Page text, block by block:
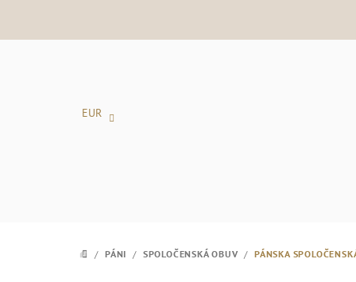
EUR
DOMOV
/ PÁNI / SPOLOČENSKÁ OBUV / PÁNSKA